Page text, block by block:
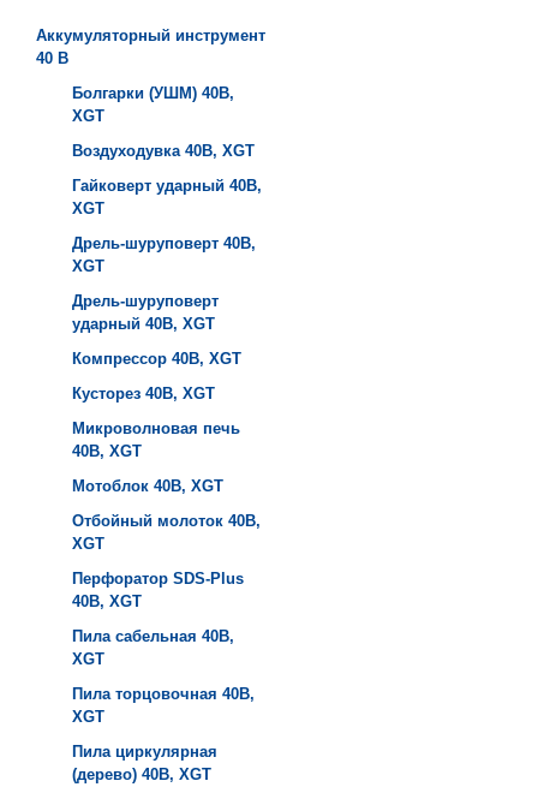
Аккумуляторный инструмент
40 B
Болгарки (УШМ) 40B,
XGT
Воздуходувка 40B, XGT
Гайковерт ударный 40B,
XGT
Дрель-шуруповерт 40B,
XGT
Дрель-шуруповерт
ударный 40B, XGT
Компрессор 40B, XGT
Кусторез 40B, XGT
Микроволновая печь
40B, XGT
Мотоблок 40B, XGT
Отбойный молоток 40B,
XGT
Перфоратор SDS-Plus
40B, XGT
Пила сабельная 40B,
XGT
Пила торцовочная 40B,
XGT
Пила циркулярная
(дерево) 40B, XGT